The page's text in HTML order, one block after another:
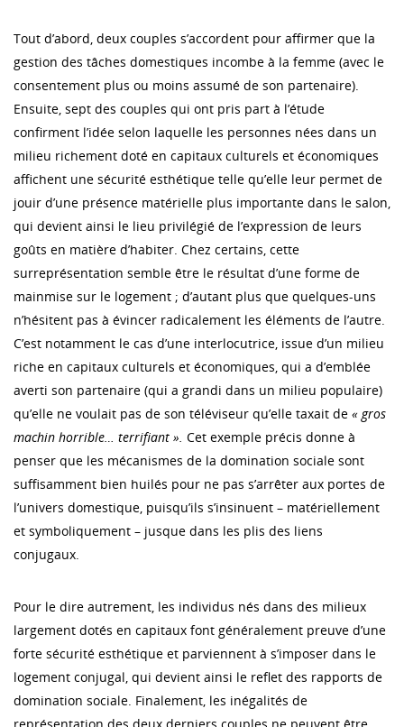
Tout d’abord, deux couples s’accordent pour affirmer que la
gestion des tâches domestiques incombe à la femme (avec le
consentement plus ou moins assumé de son partenaire).
Ensuite, sept des couples qui ont pris part à l’étude
confirment l’idée selon laquelle les personnes nées dans un
milieu richement doté en capitaux culturels et économiques
affichent une sécurité esthétique telle qu’elle leur permet de
jouir d’une présence matérielle plus importante dans le salon,
qui devient ainsi le lieu privilégié de l’expression de leurs
goûts en matière d’habiter. Chez certains, cette
surreprésentation semble être le résultat d’une forme de
mainmise sur le logement ; d’autant plus que quelques-uns
n’hésitent pas à évincer radicalement les éléments de l’autre.
C’est notamment le cas d’une interlocutrice, issue d’un milieu
riche en capitaux culturels et économiques, qui a d’emblée
averti son partenaire (qui a grandi dans un milieu populaire)
qu’elle ne voulait pas de son téléviseur qu’elle taxait de « gros
machin horrible… terrifiant ». Cet exemple précis donne à
penser que les mécanismes de la domination sociale sont
suffisamment bien huilés pour ne pas s’arrêter aux portes de
l’univers domestique, puisqu’ils s’insinuent – matériellement
et symboliquement – jusque dans les plis des liens
conjugaux.
Pour le dire autrement, les individus nés dans des milieux
largement dotés en capitaux font généralement preuve d’une
forte sécurité esthétique et parviennent à s’imposer dans le
logement conjugal, qui devient ainsi le reflet des rapports de
domination sociale. Finalement, les inégalités de